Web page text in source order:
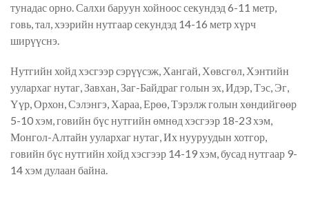
тунадас орно. Салхи баруун хойноос секундэд 6-11 метр,
говь, тал, хээрийн нутгаар секундэд 14-16 метр хүрч
ширүүснэ.
Нутгийн хойд хэсгээр сэрүүсэж, Хангай, Хөвсгөл, Хэнтийн
уулархаг нутаг, Завхан, Заг-Байдраг голын эх, Идэр, Тэс, Эг,
Үүр, Орхон, Сэлэнгэ, Хараа, Ерөө, Тэрэлж голын хөндийгөөр
5-10 хэм, говийн бүс нутгийн өмнөд хэсгээр 18-23 хэм,
Монгол-Алтайн уулархаг нутаг, Их нууруудын хотгор,
говийн бүс нутгийн хойд хэсгээр 14-19 хэм, бусад нутгаар 9-
14 хэм дулаан байна.